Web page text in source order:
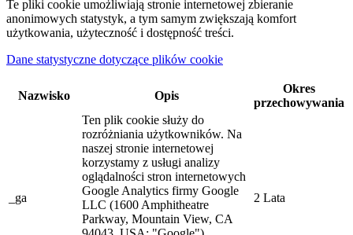
Te pliki cookie umożliwiają stronie internetowej zbieranie
anonimowych statystyk, a tym samym zwiększają komfort
użytkowania, użyteczność i dostępność treści.
Dane statystyczne dotyczące plików cookie
Nazwisko Opis
Okres
przechowywania
_ga
Ten plik cookie służy do
rozróżniania użytkowników. Na
naszej stronie internetowej
korzystamy z usługi analizy
oglądalności stron internetowych
Google Analytics firmy Google
LLC (1600 Amphitheatre
Parkway, Mountain View, CA
2 Lata